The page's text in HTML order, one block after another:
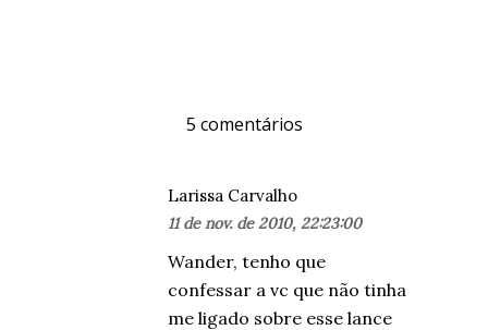
5 comentários
Larissa Carvalho
11 de nov. de 2010, 22:23:00
Wander, tenho que
confessar a vc que não tinha
me ligado sobre esse lance